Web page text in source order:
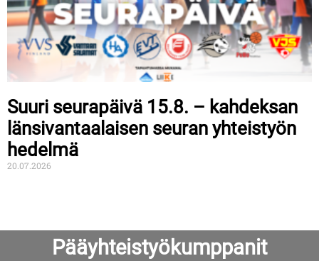
Suuri seurapäivä 15.8. – kahdeksan
länsivantaalaisen seuran yhteistyön
hedelmä
20.07.2026
Pääyhteistyökumppanit